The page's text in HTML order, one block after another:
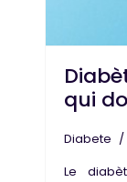
qui
Diabete
Le